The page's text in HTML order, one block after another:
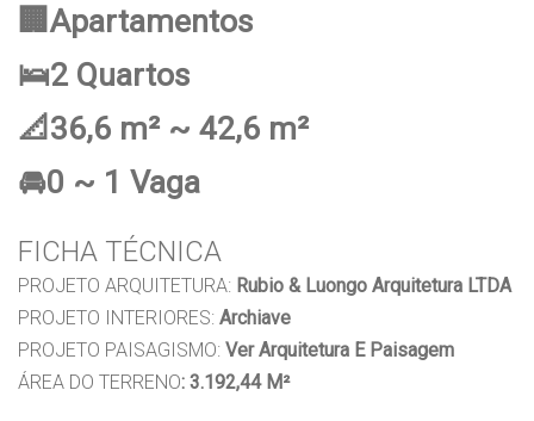
🏢Apartamentos
🛌2 Quartos
📐36,6 m² ~ 42,6 m²
🚘0 ~ 1 Vaga
FICHA TÉCNICA
PROJETO ARQUITETURA: Rubio & Luongo Arquitetura LTDA
PROJETO INTERIORES: Archiave
PROJETO PAISAGISMO: Ver Arquitetura E Paisagem
ÁREA DO TERRENO: 3.192,44 M²